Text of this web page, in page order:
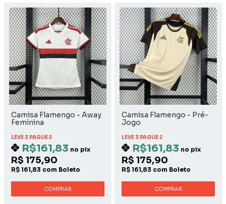
Camisa Flamengo - Away
Feminina
LEVE 3 PAGUE 2
R$161,83 no pix
R$ 175,90
R$ 161,83 com Boleto
COMPRAR
Camisa Flamengo - Pré-
Jogo
LEVE 3 PAGUE 2
R$161,83 no pix
R$ 175,90
R$ 161,83 com Boleto
COMPRAR